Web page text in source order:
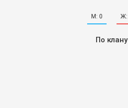
М: 0 Ж:
По клану